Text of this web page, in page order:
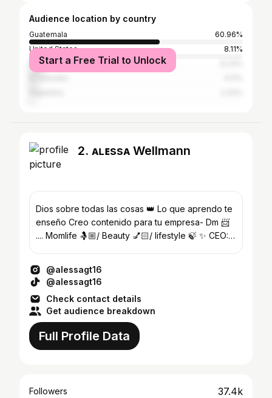
Audience location by country
Guatemala
60.96%
United States
8.11%
Ecuador
Start a Free Trial to Unlock
2. ᴀʟᴇssᴀ Wellmann
Dios sobre todas las cosas 👑 Lo que aprendo te
enseño Creo contenido para tu empresa- Dm 📨
.... Momlife 🤱🏼/ Beauty 💅🏻/ lifestyle 🍃 ✨ CEO:
@alessagt16
@alessagt16
Check contact details
Get audience breakdown
Full Profile Data
Followers 37.4k